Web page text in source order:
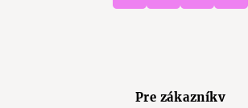
Pre zákazníkv